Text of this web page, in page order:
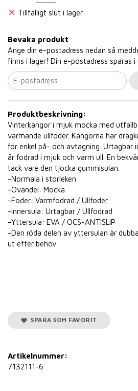
Tillfälligt slut i lager
Bevaka produkt
Ange din e-postadress nedan så
finns i lager! Din e-postadress sparas i
Produktbeskrivning:
Vinterkängor i mjuk mocka med
värmande ullfoder. Kängorna har
för enkel på- och avtagning. Urtagbar
är fodrad i mjuk och varm ull. En
tack vare den tjocka gummisulan.
-Normala i storleken
-Ovandel: Mocka
-Foder: Varmfodrad / Ullfoder
-Innersula: Urtagbar / Ullfodrad
-Yttersula: EVA / OCS-ANTISLIP
-Den röda delen av yttersulan är
ut efter behov.
SPARA SOM FAVORIT
Artikelnummer:
7132111-6